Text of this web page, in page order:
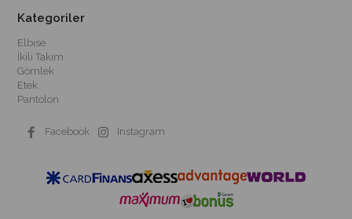
Kategoriler
Elbise
İkili Takım
Gömlek
Etek
Pantolon
Facebook Instagram